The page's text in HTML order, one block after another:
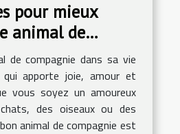
pour mieux
animal de
de compagnie dans sa vie
apporte joie, amour et
vous soyez un amoureux
des oiseaux ou des
animal de compagnie est